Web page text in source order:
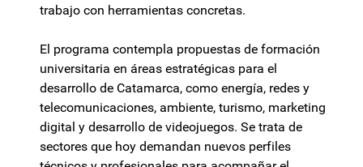
trabajo con herramientas concretas.
El programa contempla propuestas de formación
universitaria en áreas estratégicas para el
desarrollo de Catamarca, como energía, redes y
telecomunicaciones, ambiente, turismo, marketing
digital y desarrollo de videojuegos. Se trata de
sectores que hoy demandan nuevos perfiles